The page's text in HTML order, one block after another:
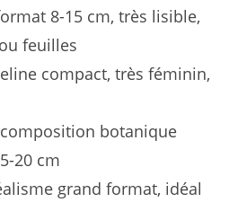
8-15 cm, très lisible,
feuilles
compact, très féminin,
botanique
20 cm
grand format, idéal